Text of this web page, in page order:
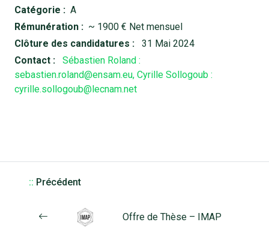
Catégorie : A
Rémunération : ~ 1900 € Net mensuel
Clôture des candidatures :
31 Mai 2024
Contact :
Sébastien Roland :
sebastien.roland@ensam.eu, Cyrille Sollogoub :
cyrille.sollogoub@lecnam.net
:: Précédent
Offre de Thèse – IMAP